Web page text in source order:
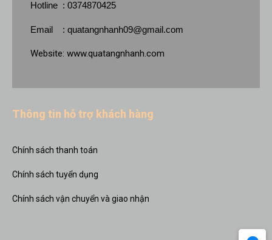
Hotline : 0374870425
Email : quatangnhanh09@gmail.com
Website: www.quatangnhanh.com
Thông tin hỗ trợ khách hàng
Chính sách thanh toán
Chính sách tuyển dụng
Chính sách vận chuyển và giao nhận